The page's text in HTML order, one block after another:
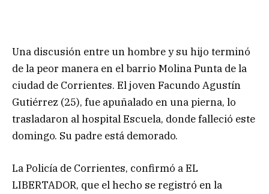
Una discusión entre un hombre y su hijo terminó
de la peor manera en el barrio Molina Punta de la
ciudad de Corrientes. El joven Facundo Agustín
Gutiérrez (25), fue apuñalado en una pierna, lo
trasladaron al hospital Escuela, donde falleció este
domingo. Su padre está demorado.
La Policía de Corrientes, confirmó a EL
LIBERTADOR, que el hecho se registró en la